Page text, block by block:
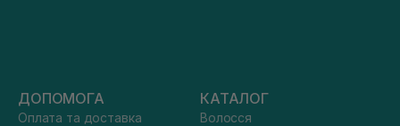
ДОПОМОГА
Оплата та доставка
КАТАЛОГ
Волосся